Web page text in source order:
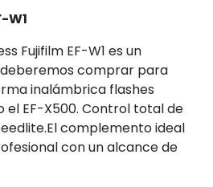
W1
Fujifilm EF-W1 es un
comprar para
inalámbrica flashes
el EF-X500. Control total de
complemento ideal
con un alcance de